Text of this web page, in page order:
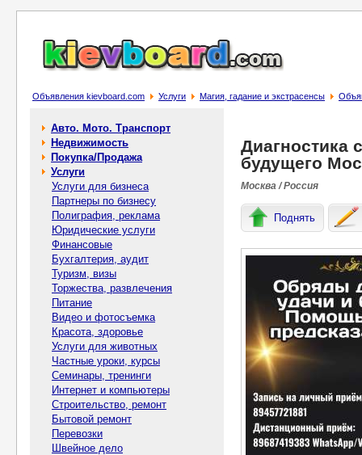
Объявления kievboard.com Услуги Магия, гадание и экстрасенсы
Авто. Мото. Транспорт
Недвижимость
Покупка/Продажа
Услуги
Услуги для бизнеса
Партнеры по бизнесу
Полиграфия, реклама
Юридические услуги
Финансовые
Бухгалтерия, аудит
Туризм, визы
Торжества, развлечения
Питание
Видео и фотосъемка
Красота, здоровье
Услуги для животных
Частные уроки, курсы
Семинары, тренинги
Интернет и компьютеры
Строительство, ремонт
Бытовой ремонт
Перевозки
Швейное дело
Диагностика
будущего
Москва / Россия
Поднять